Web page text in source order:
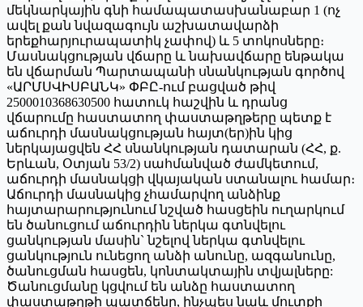
մեկնարկային գնի համապատասխանաբար 1 (ոչ
ավել քան նվազագույն աշխատավարձի
երեքհարյուրապատիկ չափով) և 5 տոկոսները։
Մասնակցության վճարը և նախավճարը ենթակա
են վճարման Պարտապանի սնանկության գործով
«ԱՐՄՍՎԻՍԲԱՆԿ» ՓԲԸ-ում բացված թիվ
2500010368630500 հատուկ հաշվին և դրանց
վճարումը հաստատող փաստաթղթերը պետք է
աճուրդի մասնակցության հայտ(եր)ին կից
ներկայացվեն ՀՀ սնանկության դատարան (ՀՀ, ք.
Երևան, Օտյան 53/2) սահմանված ժամկետում,
աճուրդի մասնակցի վկայական ստանալու համար։
Աճուրդի մասնակից չհամարվող անձինք
հայտարարությունում նշված հասցեին ուղարկում
են ծանուցում աճուրդին ներկա գտնվելու
ցանկության մասին` նշելով ներկա գտնվելու
ցանկություն ունեցող անձի անունը, ազգանունը,
ծանուցման հասցեն, կոնտակտային տվյալները:
Ծանուցմանը կցվում են անձը հաստատող
փաստաթղթի պատճենը, ինչպես նաև մուտքի